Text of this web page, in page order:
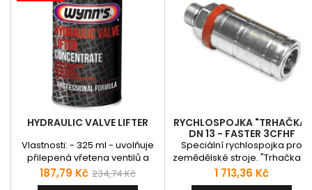
HYDRAULIC VALVE LIFTER
Vlastnosti: - 325 ml - uvolňuje
přilepená vřetena ventilů a
hydraulická zdvihátka ventilů-
tlumí hlučnost zdvihátek-
Cena
187,79 Kč Běžná
234,74 Kč
RYCHLOSPOJKA "TRHAČKA"
DN 13 - FASTER 3CFHF
Speciální rychlospojka pro
zemědělské stroje. "Trhačka" -
jednoduché zapojení a
odpojení. Možné zapojení pod
Cena
1 713,36 Kč